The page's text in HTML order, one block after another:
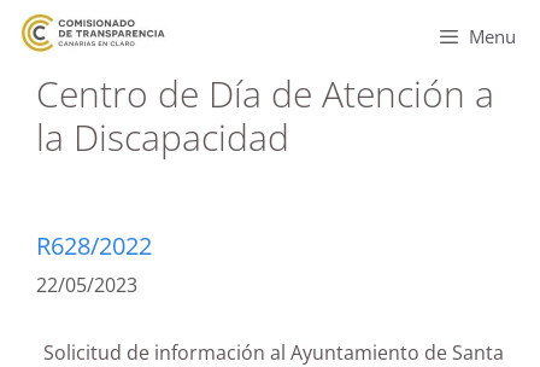
Menu
Centro de Día de Atención a
la Discapacidad
R628/2022
22/05/2023
Solicitud de información al Ayuntamiento de Santa